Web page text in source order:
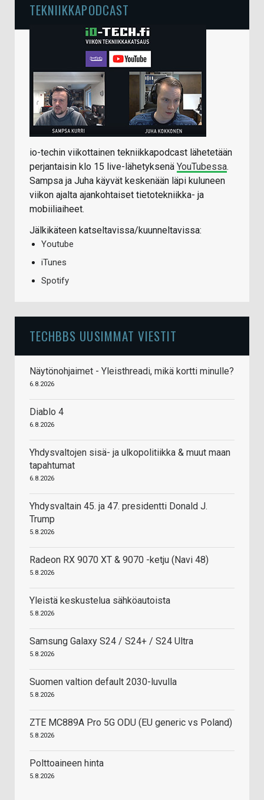
TEKNIIKKAPODCAST
io-techin viikottainen tekniikkapodcast lähetetään
perjantaisin klo 15 live-lähetyksenä YouTubessa.
Sampsa ja Juha käyvät keskenään läpi kuluneen
viikon ajalta ajankohtaiset tietotekniikka- ja
mobiiliaiheet.
Jälkikäteen katseltavissa/kuunneltavissa:
Youtube
iTunes
Spotify
TECHBBS UUSIMMAT VIESTIT
Näytönohjaimet - Yleisthreadi, mikä kortti minulle?
6.8.2026
Diablo 4
6.8.2026
Yhdysvaltojen sisä- ja ulkopolitiikka & muut maan
tapahtumat
6.8.2026
Yhdysvaltain 45. ja 47. presidentti Donald J.
Trump
5.8.2026
Radeon RX 9070 XT & 9070 -ketju (Navi 48)
5.8.2026
Yleistä keskustelua sähköautoista
5.8.2026
Samsung Galaxy S24 / S24+ / S24 Ultra
5.8.2026
Suomen valtion default 2030-luvulla
5.8.2026
ZTE MC889A Pro 5G ODU (EU generic vs Poland)
5.8.2026
Polttoaineen hinta
5.8.2026